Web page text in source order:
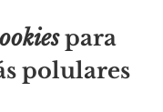
para
polulares